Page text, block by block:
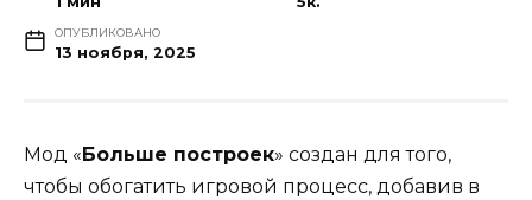
ОПУБЛИКОВАНО
13 ноября, 2025
Мод «Больше построек» создан для того,
чтобы обогатить игровой процесс, добавив в